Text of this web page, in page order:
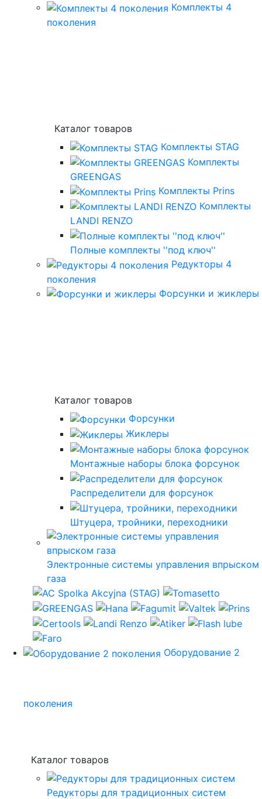
Комплекты 4
поколения
Каталог товаров
Комплекты STAG
Комплекты
GREENGAS
Комплекты Prins
Комплекты
LANDI RENZO
Полные комплекты ''под ключ''
Редукторы 4
поколения
Форсунки и жиклеры
Каталог товаров
Форсунки
Жиклеры
Монтажные наборы блока форсунок
Распределители для форсунок
Штуцера, тройники, переходники
Электронные системы управления впрыском
газа
Оборудование 2
поколения
Каталог товаров
Редукторы для традиционных систем